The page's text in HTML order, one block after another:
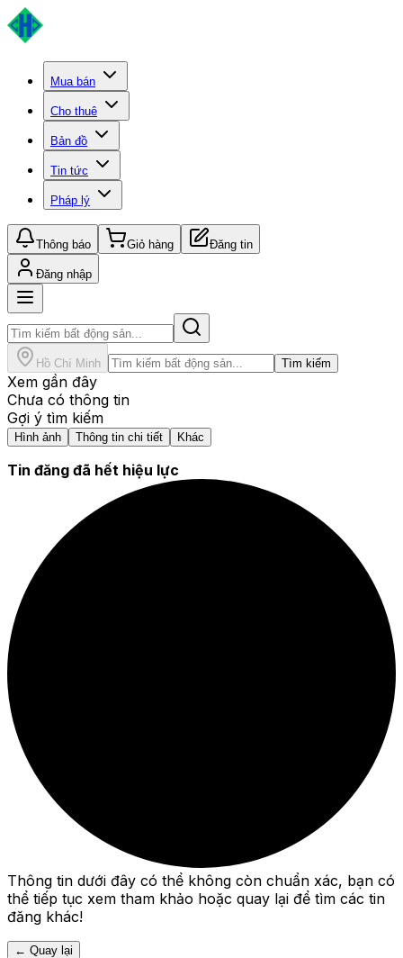
Mua bán
Cho thuê
Bản đồ
Tin tức
Pháp lý
Thông báo Giỏ hàng Đăng tin
Đăng nhập
Hồ Chí Minh Tìm kiếm
Xem gần đây
Chưa có thông tin
Gợi ý tìm kiếm
Hình ảnh Thông tin chi tiết Khác
Tin đăng đã hết hiệu lực
Thông tin dưới đây có thể không còn chuẩn xác, bạn có
thể tiếp tục xem tham khảo hoặc quay lại để tìm các tin
đăng khác!
← Quay lại